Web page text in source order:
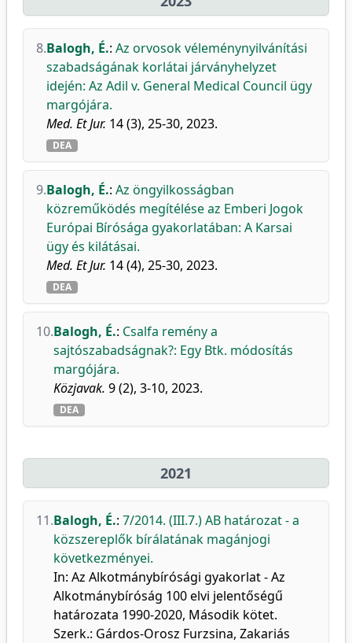
8.Balogh, É.: Az orvosok véleménynyilvánítási
szabadságának korlátai járványhelyzet
idején: Az Adil v. General Medical Council ügy
margójára.
Med. Et Jur. 14 (3), 25-30, 2023.
DEA
9.Balogh, É.: Az öngyilkosságban
közreműködés megítélése az Emberi Jogok
Európai Bírósága gyakorlatában: A Karsai
ügy és kilátásai.
Med. Et Jur. 14 (4), 25-30, 2023.
DEA
10.Balogh, É.: Csalfa remény a
sajtószabadságnak?: Egy Btk. módosítás
margójára.
Közjavak. 9 (2), 3-10, 2023.
DEA
2021
11.Balogh, É.: 7/2014. (III.7.) AB határozat - a
közszereplők bírálatának magánjogi
következményei.
In: Az Alkotmánybírósági gyakorlat - Az
Alkotmánybíróság 100 elvi jelentőségű
határozata 1990-2020, Második kötet.
Szerk.: Gárdos-Orosz Furzsina, Zakariás